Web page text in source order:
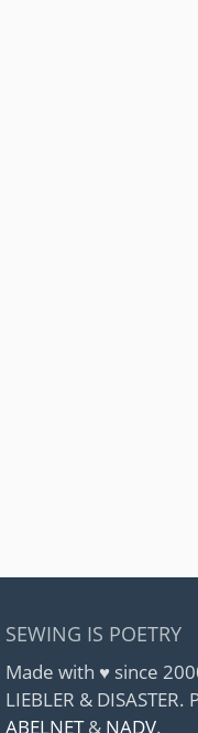
SEWING IS POETRY
Made with ♥ since
LIEBLER &
ABELNET& NADV.